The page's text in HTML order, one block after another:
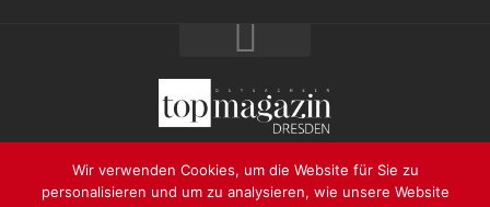
2026 progressmedia Verlag & Werbeagentur GmbH • Bautzner
Landstraße 62 • 01324 Dresden
Wir verwenden Cookies, um die Website für Sie zu
personalisieren und um zu analysieren, wie unsere Website